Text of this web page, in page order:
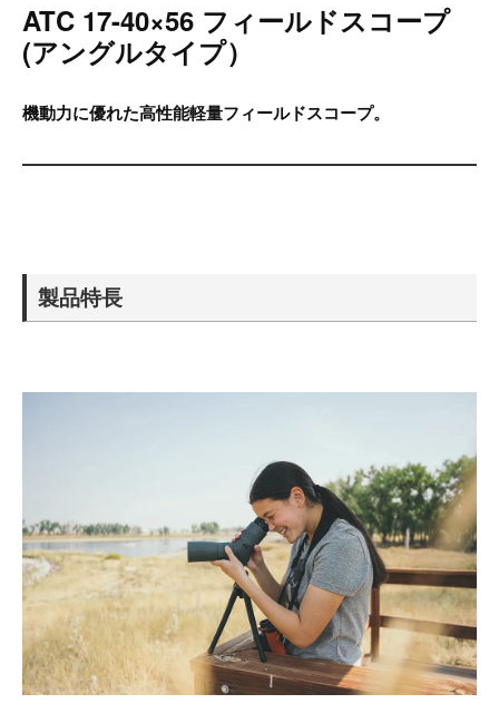
ATC 17-40×56 フィールドスコープ
(アングルタイプ）
機動力に優れた高性能軽量フィールドスコープ。
製品特長